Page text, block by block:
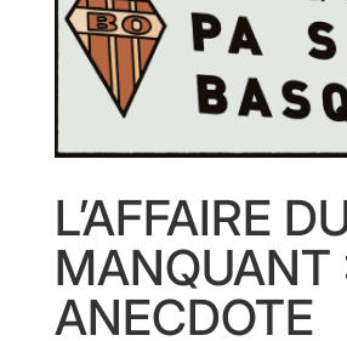
L’AFFAIRE
MANQUANT
ANECDOTE